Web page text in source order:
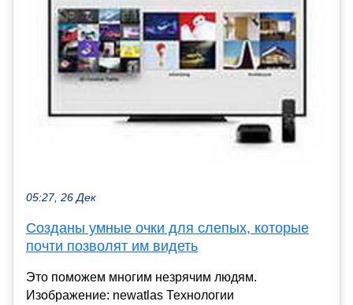
05:27, 26 Дек
Созданы умные очки для слепых, которые
почти позволят им видеть
Это поможем многим незрячим людям.
Изображение: newatlas Технологии